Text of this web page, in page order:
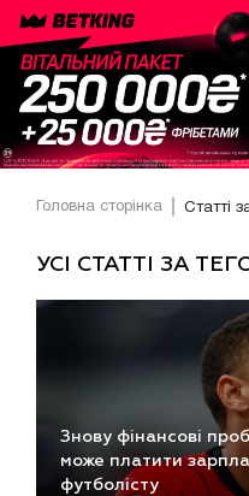
Головна сторінка Статті
УСІ СТАТТІ ЗА
Знову фінансові
може платити
футболісту